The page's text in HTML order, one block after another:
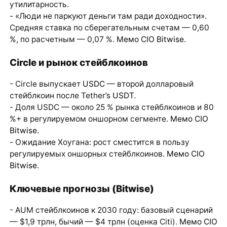
утилитарность.
- «Люди не паркуют деньги там ради доходности».
Средняя ставка по сберегательным счетам — 0,60
%, по расчетным — 0,07 %. Мемо CIO Bitwise.
Circle и рынок стейблкоинов
- Circle выпускает USDC— второй долларовый
стейблкоин после Tether’s USDT.
- Доля USDC — около 25 % рынка стейблкоинов и 80
%+ в регулируемом оншорном сегменте. Мемо CIO
Bitwise.
- Ожидание Хоугана: рост сместится в пользу
регулируемых оншорных стейблкоинов. Мемо CIO
Bitwise.
Ключевые прогнозы (Bitwise)
- AUM стейблкоинов к 2030 году: базовый сценарий
— $1,9 трлн, бычий — $4 трлн (оценка Citi). Мемо CIO